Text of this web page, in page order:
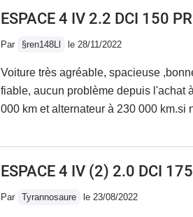
suffisant super pour le bricolage et le
dommage de ne plus fabriqué ce
ESPACE 4 IV 2.2 DCI 150
Par §ren148Ll le 28/11/2022
Voiture très agréable, spacieuse ,bonne visibilité, bien équipée confortable et
fiable, aucun problème depuis l'achat
000 km et alternateur à 230 000
quelques bagages.je ne sais par quoi
ESPACE 4 IV (2) 2.0 DCI
Par Tyrannosaure le 23/08/2022